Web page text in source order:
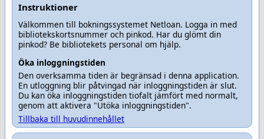
Instruktioner
Välkommen till bokningssystemet Netloan. Logga in med
bibliotekskortsnummer och pinkod. Har du glömt din
pinkod? Be bibliotekets personal om hjälp.
Öka inloggningstiden
Den overksamma tiden är begränsad i denna application.
En utloggning blir påtvingad när inloggningstiden är slut.
Du kan öka inloggningstiden tiofalt jämfört med normalt,
genom att aktivera "Utöka inloggningstiden".
Tillbaka till huvudinnehållet